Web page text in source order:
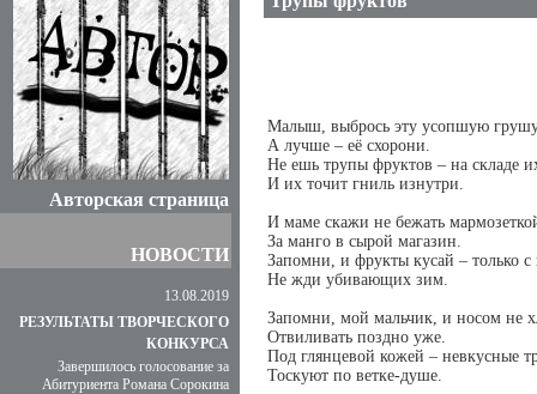
Авторская страница
НОВОСТИ
13.08.2019
РЕЗУЛЬТАТЫ ТВОРЧЕСКОГО
КОНКУРСА
Завершилось голосование за
Абитуриента Романа Сорокина
Малыш, выбрось эту усопшую
А лучше – её схорони.
Не ешь трупы фруктов – на складе
И их точит гниль изнутри.
И маме скажи не бежать
За манго в сырой магазин.
Запомни, и фрукты кусай – только с
Не жди убивающих зим.
Запомни, мой мальчик, и носом не
Отвиливать поздно уже.
Под глянцевой кожей – невкусные
Тоскуют по ветке-душе.